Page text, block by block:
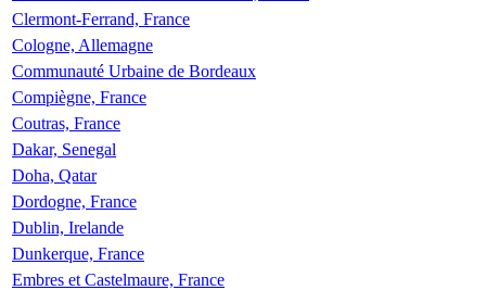
Clermont-Ferrand, France
Cologne, Allemagne
Communauté Urbaine de Bordeaux
Compiègne, France
Coutras, France
Dakar, Senegal
Doha, Qatar
Dordogne, France
Dublin, Irelande
Dunkerque, France
Embres et Castelmaure, France